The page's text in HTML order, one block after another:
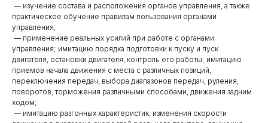
— изучение состава и расположения органов управления, а также
практическое обучение правилам пользования органами
управления;
— применение реальных усилий при работе с органами
управления; имитацию порядка подготовки к пуску и пуск
двигателя, остановки двигателя, контроль его работы; имитацию
приемов начала движения с места с различных позиций,
переключения передач, выбора диапазонов передач, руления,
поворотов, торможения различными способами, движения задним
ходом;
— имитацию разгонных характеристик, изменения скорости